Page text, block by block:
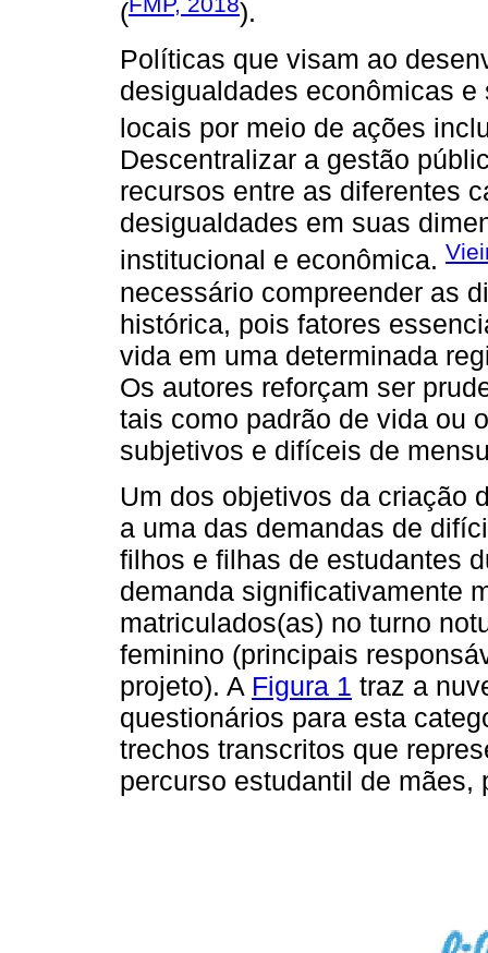
(
).
Políticas que visam ao
desigualdades econômicas
locais por meio de ações
Descentralizar a gestão
recursos entre as diferentes
desigualdades em suas
institucional e econômica.
necessário compreender as
histórica, pois fatores
vida em uma determinada
Os autores reforçam ser
tais como padrão de vida ou
subjetivos e difíceis de
Um dos objetivos da criação
a uma das demandas de
filhos e filhas de estudantes
demanda significativamente
matriculados(as) no turno
feminino (principais
projeto). A Figura 1 traz a
questionários para esta
trechos transcritos que
percurso estudantil de mães,